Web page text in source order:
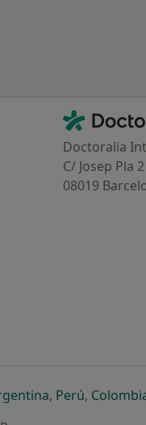
Doctoralia -
Doctoralia
C/ Josep Pla
08019
separador
num novo separador
abre num novo
, Perúabre num
,